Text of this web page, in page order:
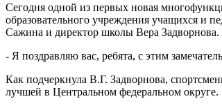
Сегодня одной из первых новая
образовательного учреждения учащихся и
Сажина и директор школы Вера Задворнова.
- Я поздравляю вас, ребята, с этим
Как подчеркнула В.Г. Задворнова,
лучшей в Центральном федеральном округе.